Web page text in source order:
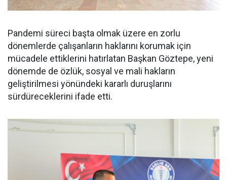
Pandemi süreci başta olmak üzere en zorlu
dönemlerde çalışanların haklarını korumak için
mücadele ettiklerini hatırlatan Başkan Göztepe, yeni
dönemde de özlük, sosyal ve mali hakların
geliştirilmesi yönündeki kararlı duruşlarını
sürdüreceklerini ifade etti.